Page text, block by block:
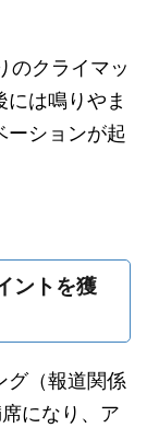
のクライマッ
は鳴りやま
ーションが起
ントを獲
グ（報道関係
になり、ア